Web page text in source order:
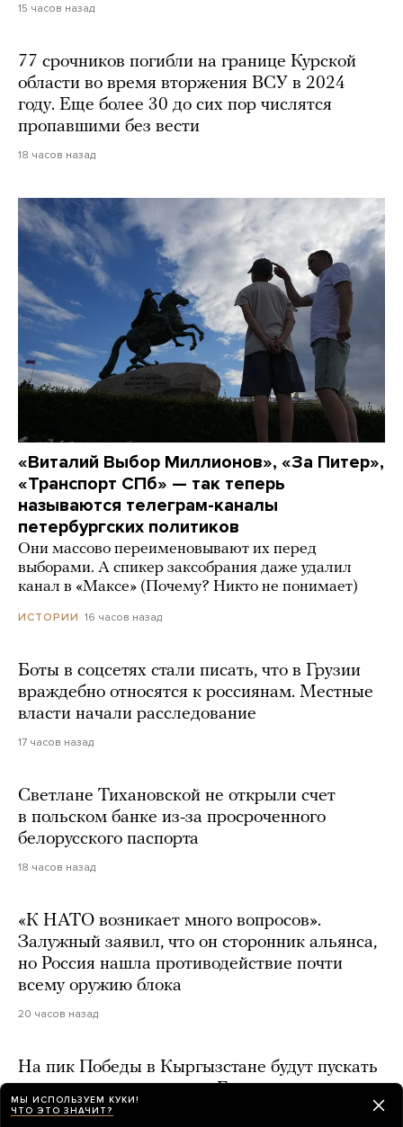
15 часов назад
77 срочников погибли на границе Курской
области во время вторжения ВСУ в 2024
году. Еще более 30 до сих пор числятся
пропавшими без вести
18 часов назад
«Виталий Выбор Миллионов», «За Питер»,
«Транспорт СПб» — так теперь
называются телеграм-каналы
петербургских политиков
Они массово переименовывают их перед
выборами. А спикер заксобрания даже удалил
канал в «Максе» (Почему? Никто не понимает)
ИСТОРИИ 16 часов назад
Боты в соцсетях стали писать, что в Грузии
враждебно относятся к россиянам. Местные
власти начали расследование
17 часов назад
Светлане Тихановской не открыли счет
в польском банке из-за просроченного
белорусского паспорта
18 часов назад
«К НАТО возникает много вопросов».
Залужный заявил, что он сторонник альянса,
но Россия нашла противодействие почти
всему оружию блока
20 часов назад
На пик Победы в Кыргызстане будут пускать
только по разрешениям. Год назад там
погибла российская альпинистка Наталья
МЫ ИСПОЛЬЗУЕМ КУКИ!
ЧТО ЭТО ЗНАЧИТ?